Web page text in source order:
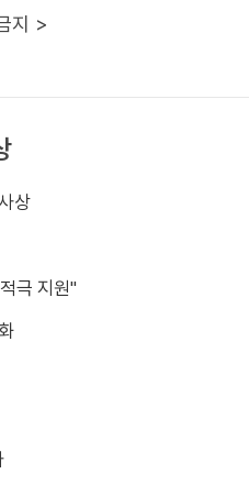
지 >
상
극 지원"